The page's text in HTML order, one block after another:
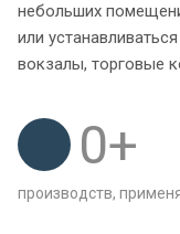
небольших
или
вокзалы, торговые
0+
производств,